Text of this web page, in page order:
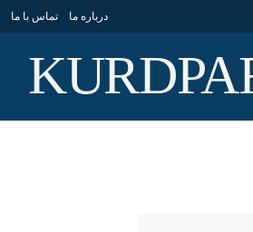
درباره ما تماس با ما